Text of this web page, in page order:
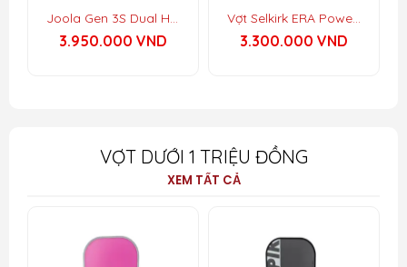
Joola Gen 3S Dual Hyperion
3.950.000 VND
Vợt Selkirk ERA Power – Elongated
3.300.000 VND
VỢT DƯỚI 1 TRIỆU ĐỒNG
XEM TẤT CẢ